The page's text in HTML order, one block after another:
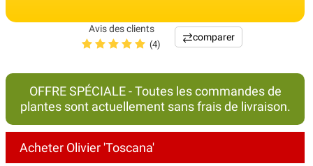
Avis des clients
(4)
comparer
OFFRE SPÉCIALE - Toutes les commandes de
plantes sont actuellement sans frais de livraison.
Acheter Olivier 'Toscana'